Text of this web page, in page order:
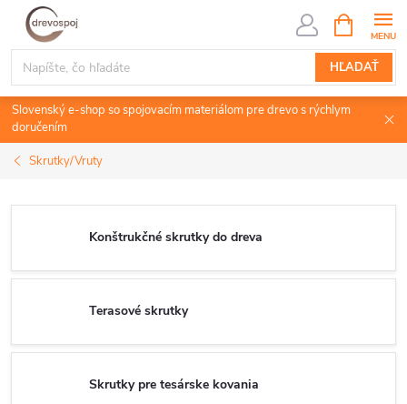
Prejsť
obsah
HĽADAŤ
KOŠÍK
Slovenský e-shop so spojovacím materiálom pre drevo s rýchlym
doručením
Skrutky/Vruty
Konštrukčné skrutky do dreva
Terasové skrutky
Skrutky pre tesárske kovania